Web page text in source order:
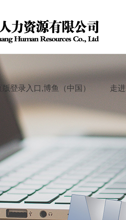
版登录入口,博鱼（中国） 走